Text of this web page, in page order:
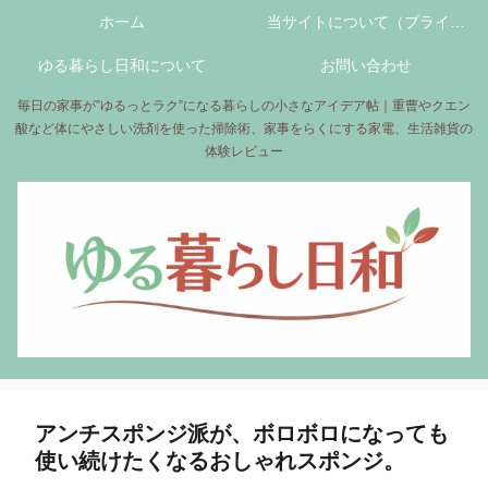
毎日の家事が”ゆるっとラク”になる暮らしの小さなアイデア帖｜重曹やクエン
酸など体にやさしい洗剤を使った掃除術、家事をらくにする家電、生活雑貨の
体験レビュー
ホーム 当サイトについて（プライバ
シーポリシーについて）
ゆる暮らし日和について お問い合わせ
アンチスポンジ派が、ボロボロになっても
使い続けたくなるおしゃれスポンジ。